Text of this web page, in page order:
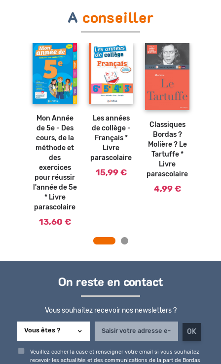
A conseiller
Ajouter
au
Mon Année
de 5e - Des
cours, de la
méthode et
des
exercices
pour réussir
l'année de 5e
* Livre
parascolaire
13,60 €
Ajouter
au
Les années
de collège -
Français *
Livre
parascolaire
15,99 €
au
Classiques
Bordas ?
Molière ? Le
Tartuffe *
Livre
parascolaire
4,99 €
On reste en contact
Vous souhaitez recevoir nos newsletters ?
Veuillez cocher la case et renseigner votre email si vous souhaitez
recevoir les actualités et des communications de la part de Bordas